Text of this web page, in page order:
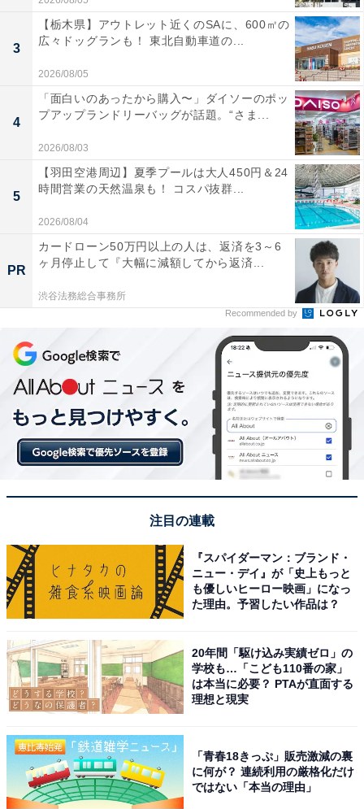
3
【栃木県】アウトレット近くのSAに、600㎡の
広々ドッグランも！ 東北自動車道の...
2026/08/05
4
「面白いのあったから購入〜」ダイソーのポッ
プアップランドリーバッグが話題。“さま...
2026/08/03
5
【羽田空港周辺】夏季プールは大人450円＆24
時間営業の天然温泉も！ コスパ抜群...
2026/08/04
PR
カードローン50万円以上の人は、返済を3～6
ヶ月停止して『大幅に減額してから返済...
渋谷法務総合事務所
Recommended by
注目の連載
『スパイダーマン：ブランド・
ニュー・デイ』が「史上もっと
も優しいヒーロー映画」になっ
た理由。予習したい作品は？
20年間「駆け込み実績ゼロ」の
学校も…「こども110番の家」
は本当に必要？ PTAが直面する
理想と現実
「青春18きっぷ」販売激減の裏
に何が？ 連続利用の厳格化だけ
ではない「本当の理由」